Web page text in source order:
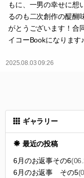
もに、一男の幸せに想
るのも二次創作の醍醐
がとうございます！合
イコーBookになります
2025.08.03 09:26
ギャラリー
最近の投稿
6月のお返事その6
6月のお返事 その5